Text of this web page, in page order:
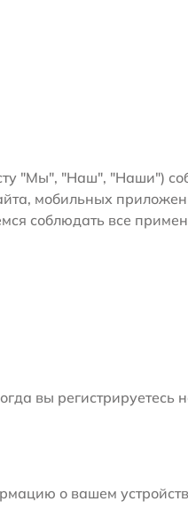
"Мы", "Наш", "Наши")
мобильных
соблюдать все
вы регистрируетесь
о вашем